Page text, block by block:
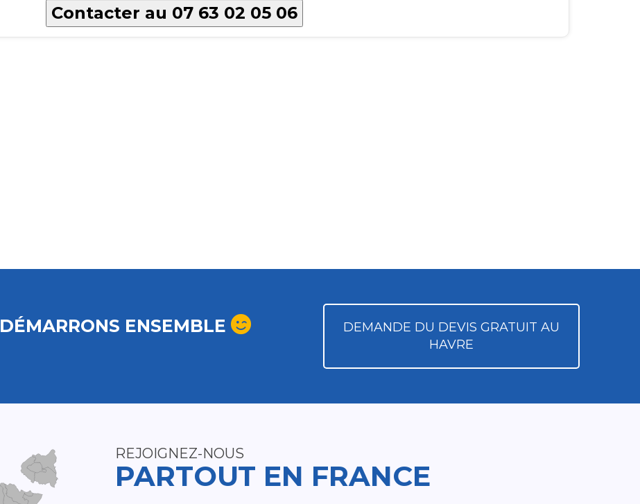
Contacter au 07 63 02 05 06
DÉMARRONS ENSEMBLE
DEMANDE DU DEVIS GRATUIT AU
HAVRE
REJOIGNEZ-NOUS
PARTOUT EN FRANCE